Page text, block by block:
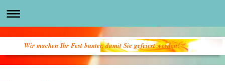
Wir machen Ihr Fest bunter, damit Sie gefeiert werden!